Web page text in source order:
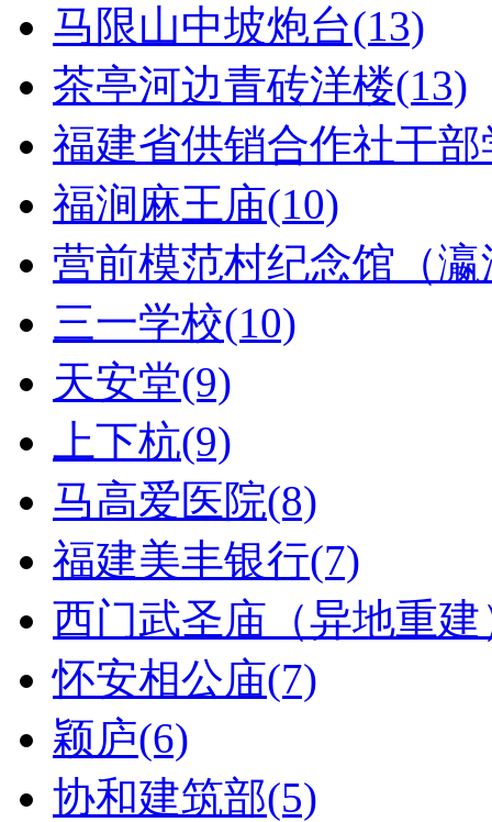
马限山中坡炮台(13)
茶亭河边青砖洋楼(13)
福建省供销合作社干
福涧麻王庙(10)
营前模范村纪念馆（
三一学校(10)
天安堂(9)
上下杭(9)
马高爱医院(8)
福建美丰银行(7)
西门武圣庙（异地重建
怀安相公庙(7)
颖庐(6)
协和建筑部(5)